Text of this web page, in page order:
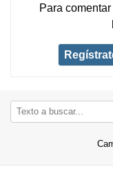
Para